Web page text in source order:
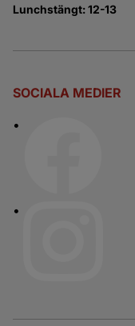
Lunchstängt: 12-13
SOCIALA MEDIER